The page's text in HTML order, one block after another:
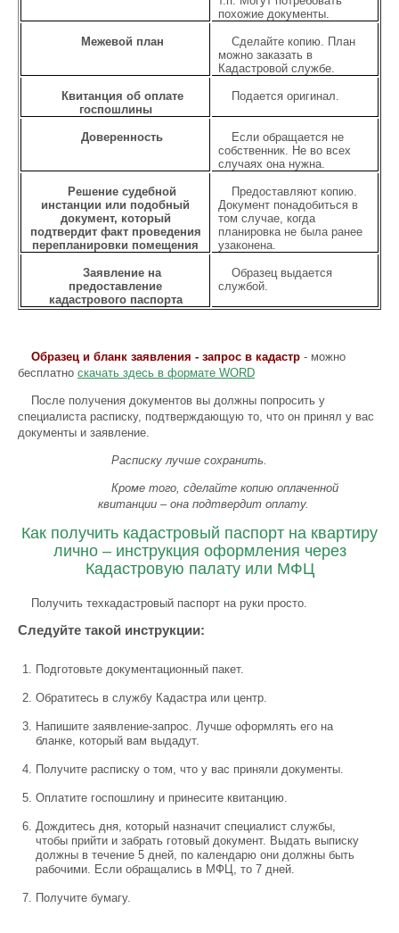
похожие документы.
Межевой план
Сделайте копию. План
можно заказать в
Кадастровой службе.
Квитанция об оплате
госпошлины
Подается оригинал.
Доверенность
Если обращается не
собственник. Не во всех
случаях она нужна.
Решение судебной
инстанции или подобный
документ, который
подтвердит факт проведения
перепланировки помещения
Предоставляют копию.
Документ понадобиться в
том случае, когда
планировка не была ранее
узаконена.
Заявление на
предоставление
кадастрового паспорта
Образец выдается
службой.
Образец и бланк заявления - запрос в кадастр - можно
бесплатно скачать здесь в формате WORD
После получения документов вы должны попросить у
специалиста расписку, подтверждающую то, что он принял у вас
документы и заявление.
Расписку лучше сохранить.
Кроме того, сделайте копию оплаченной
квитанции – она подтвердит оплату.
Как получить кадастровый паспорт на квартиру
лично – инструкция оформления через
Кадастровую палату или МФЦ
Получить техкадастровый паспорт на руки просто.
Следуйте такой инструкции:
Подготовьте документационный пакет.
Обратитесь в службу Кадастра или центр.
Напишите заявление-запрос. Лучше оформлять его на
бланке, который вам выдадут.
Получите расписку о том, что у вас приняли документы.
Оплатите госпошлину и принесите квитанцию.
Дождитесь дня, который назначит специалист службы,
чтобы прийти и забрать готовый документ. Выдать выписку
должны в течение 5 дней, по календарю они должны быть
рабочими. Если обращались в МФЦ, то 7 дней.
Получите бумагу.